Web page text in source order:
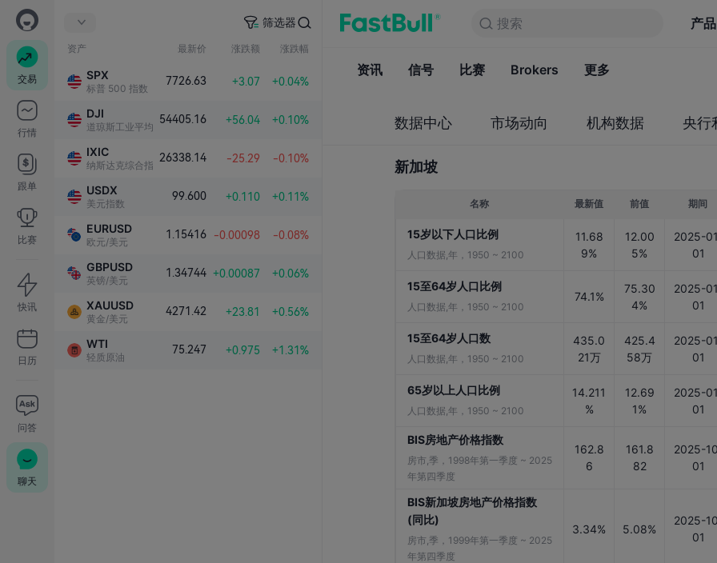
交易
行情
跟单
比赛
快讯
日历
问答
聊天
筛选器
资产 最新价 涨跌额 涨跌幅
SPX
标普 500 指数
7726.63 +3.07 +0.04%
DJI
道琼斯工业平均指数
54405.16 +56.04 +0.10%
IXIC
纳斯达克综合指数
26338.14 -25.29 -0.10%
USDX
美元指数
99.600 +0.110 +0.11%
EURUSD
欧元/美元
1.15416 -0.00098 -0.08%
GBPUSD
英镑/美元
1.34744 +0.00087 +0.06%
XAUUSD
黄金/美元
4271.42 +23.81 +0.56%
WTI
轻质原油
75.247 +0.975 +1.31%
搜索 产品
资讯 信号
搜索
资讯 信号 比赛 Brokers 更多
数据中心 市场动向 机构数据 央行
新加坡
名称 最新值 前值 期间
15岁以下人口比例
人口数据,年，1950 ~ 2100
11.68
9%
12.00
5%
2025-
01
15至64岁人口比例
人口数据,年，1950 ~ 2100
74.1%
75.30
4%
2025-
01
15至64岁人口数
人口数据,年，1950 ~ 2100
435.0
21万
425.4
58万
2025-
01
65岁以上人口比例
人口数据,年，1950 ~ 2100
14.211
%
12.69
1%
2025-
01
BIS房地产价格指数
房市,季，1998年第一季度 ~ 2025
年第四季度
162.8
6
161.8
82
2025-
01
BIS新加坡房地产价格指数
(同比)
房市,季，1999年第一季度 ~ 2025
年第四季度
3.34% 5.08%
2025-
01